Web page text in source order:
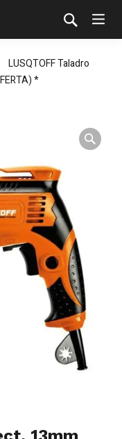
LUSQTOFF Taladro
*